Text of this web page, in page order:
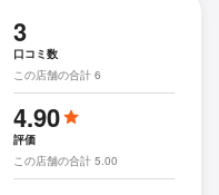
3
口コミ数
この店舗の合計 6
4.90
評価
この店舗の合計 5.00